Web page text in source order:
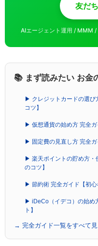
友だ
AIエージェント運用 / MMM
📚 まず読みたい お金
▶ クレジットカードの選び
コツ】
▶ 仮想通貨の始め方 完全ガ
▶ 固定費の見直し方 完全ガ
▶ 楽天ポイントの貯め方・
のコツ】
▶ 節約術 完全ガイド【初心
▶ iDeCo（イデコ）の始め
ト】
→ 完全ガイド一覧をすべて